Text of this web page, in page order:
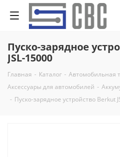
Пуско-зарядное
JSL-15000
Главная - Каталог - Автомобильная
Аксессуары для автомобилей -
- Пуско-зарядное устройство Berkut